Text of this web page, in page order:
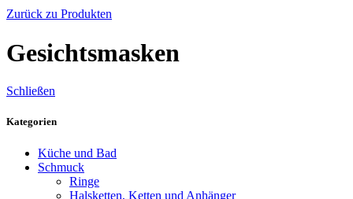
Zurück zu Produkten
Gesichtsmasken
Schließen
Kategorien
Küche und Bad
Schmuck
Ringe
Halsketten, Ketten und Anhänger